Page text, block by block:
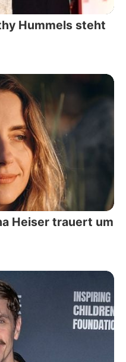
Hummels steht
Heiser trauert um